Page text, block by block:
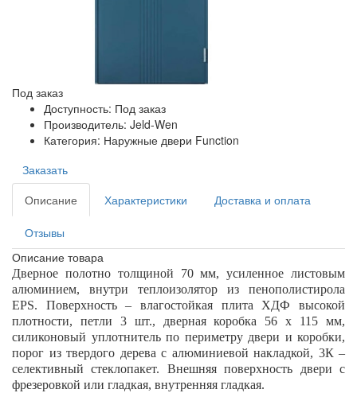
Под заказ
Доступность: Под заказ
Производитель: Jeld-Wen
Категория: Наружные двери Function
Заказать
Описание
Характеристики Доставка и оплата
Отзывы
Описание товара
Дверное полотно толщиной 70 мм, усиленное листовым
алюминием, внутри теплоизолятор из пенополистирола
EPS. Поверхность – влагостойкая плита ХДФ высокой
плотности, петли 3 шт., дверная коробка 56 х 115 мм,
силиконовый уплотнитель по периметру двери и коробки,
порог из твердого дерева с алюминиевой накладкой, 3К –
селективный стеклопакет. Внешняя поверхность двери с
фрезеровкой или гладкая, внутренняя гладкая.